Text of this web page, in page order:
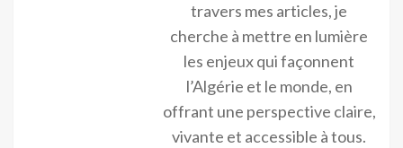
travers mes articles, je
cherche à mettre en lumière
les enjeux qui façonnent
l’Algérie et le monde, en
offrant une perspective claire,
vivante et accessible à tous.